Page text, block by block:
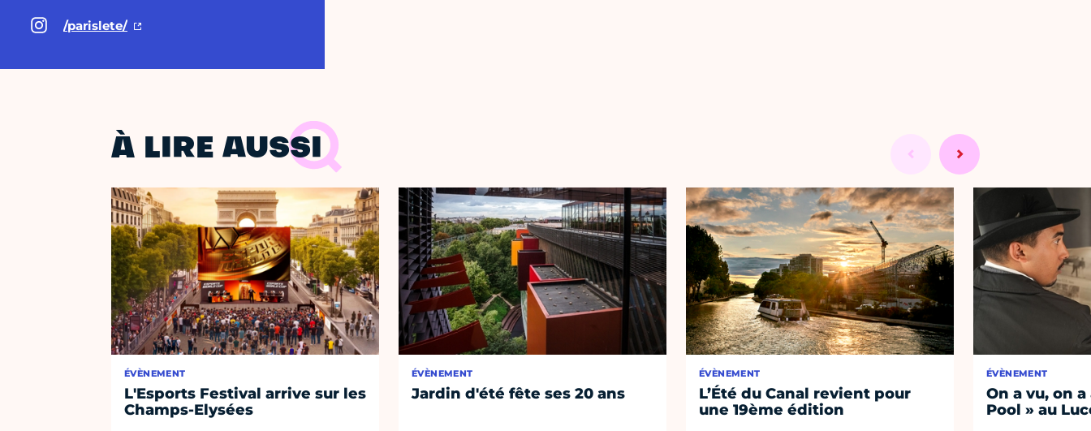
/parislete/
À LIRE AUSSI
ÉVÈNEMENT
L'Esports Festival arrive sur les
Champs-Elysées
ÉVÈNEMENT
Jardin d'été fête ses 20 ans
ÉVÈNEMENT
L’Été du Canal revient pour
une 19ème édition
ÉVÈNEMENT
On a vu, on
Pool » au